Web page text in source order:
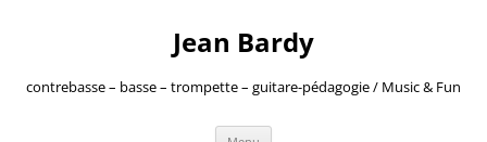
Jean Bardy
contrebasse – basse – trompette – guitare-pédagogie / Music & Fun